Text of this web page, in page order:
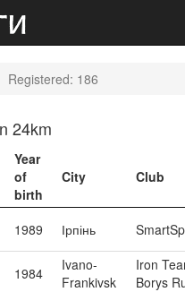
Registered: 186
24km
Year
of
birth
City Club
1989 Ірпінь
1984
Ivano-
Frankivsk
Iron
Borys